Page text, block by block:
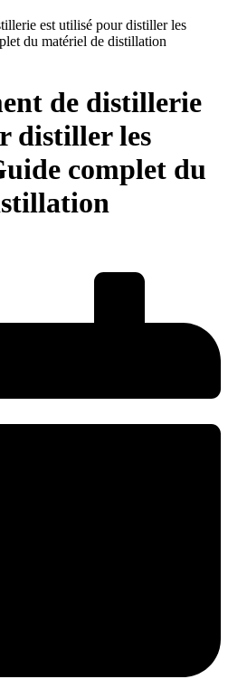
est utilisé pour distiller les
du matériel de distillation
de distillerie
distiller les
complet du